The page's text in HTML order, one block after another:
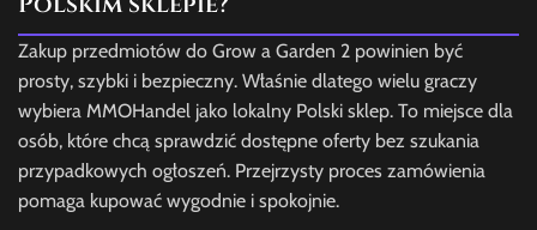
Zakup przedmiotów do Grow a Garden 2 powinien być
prosty, szybki i bezpieczny. Właśnie dlatego wielu graczy
wybiera MMOHandel jako lokalny Polski sklep. To miejsce dla
osób, które chcą sprawdzić dostępne oferty bez szukania
przypadkowych ogłoszeń. Przejrzysty proces zamówienia
pomaga kupować wygodnie i spokojnie.